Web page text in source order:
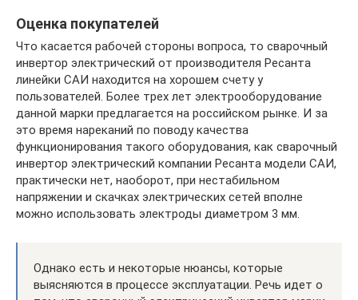
Оценка покупателей
Что касается рабочей стороны вопроса, то сварочный
инвертор электрический от производителя Ресанта
линейки САИ находится на хорошем счету у
пользователей. Более трех лет электрооборудование
данной марки предлагается на российском рынке. И за
это время нареканий по поводу качества
функционирования такого оборудования, как сварочный
инвертор электрический компании Ресанта модели САИ,
практически нет, наоборот, при нестабильном
напряжении и скачках электрических сетей вполне
можно использовать электроды диаметром 3 мм.
Однако есть и некоторые нюансы, которые
выясняются в процессе эксплуатации. Речь идет о